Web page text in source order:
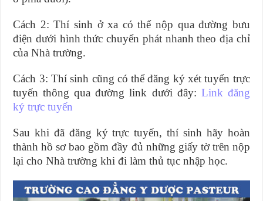
Cách 2: Thí sinh ở xa có thể nộp qua đường bưu
điện dưới hình thức chuyển phát nhanh theo địa chỉ
của Nhà trường.
Cách 3: Thí sinh cũng có thể đăng ký xét tuyển trực
tuyến thông qua đường link dưới đây: Link đăng
ký trực tuyến
Sau khi đã đăng ký trực tuyến, thí sinh hãy hoàn
thành hồ sơ bao gồm đầy đủ những giấy tờ trên nộp
lại cho Nhà trường khi đi làm thủ tục nhập học.